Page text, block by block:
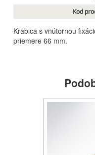
Kod
Krabica s vnútornou
priemere 66 mm.